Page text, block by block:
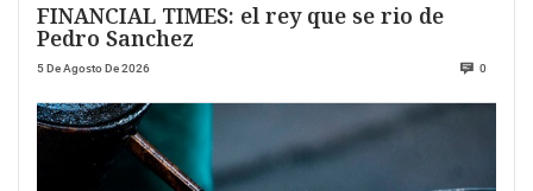
FINANCIAL TIMES: el rey que se rio de
Pedro Sanchez
5 De Agosto De 2026 0